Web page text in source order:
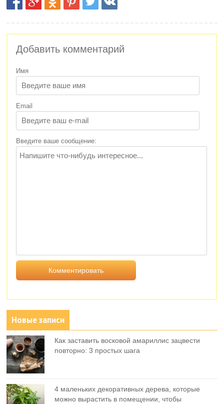
Добавить комментарий
Имя
Email
Введите ваше сообщение:
Новые записи
Как заставить восковой амариллис зацвести
повторно: 3 простых шага
4 маленьких декоративных дерева, которые
можно вырастить в помещении, чтобы